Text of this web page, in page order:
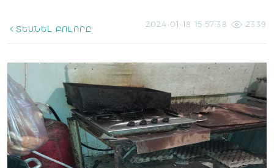
ՏԵՍՆԵԼ ԲՈԼՈՐԸ
2024-01-18 15:57:38 2339